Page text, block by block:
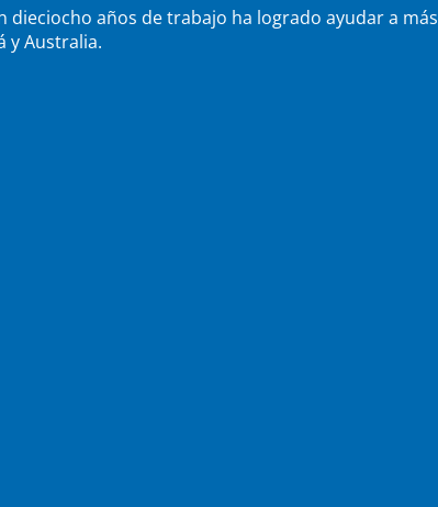
años de trabajo ha logrado ayudar a más
y Australia.